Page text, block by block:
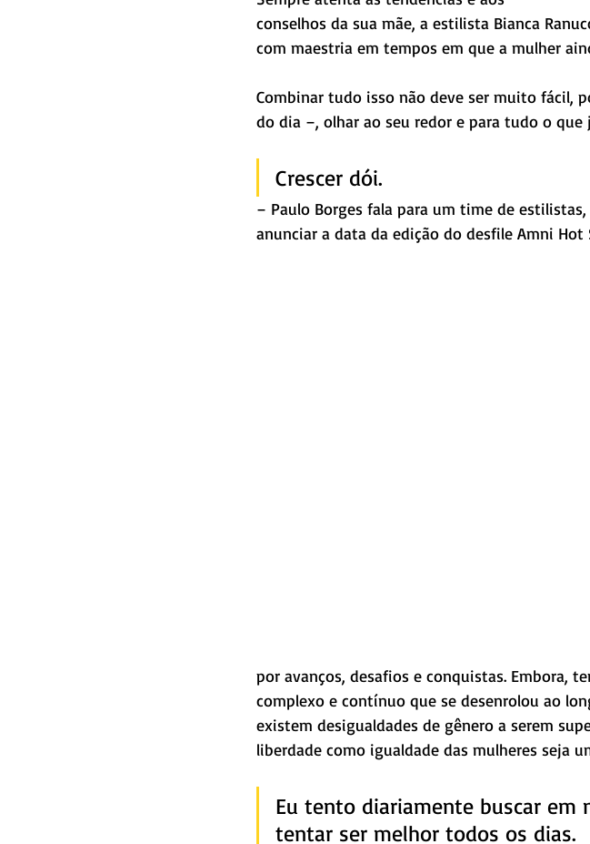
conselhos da sua mãe, a estilista Bianca
com maestria em tempos em que a mulher
Combinar tudo isso não deve ser muito fácil,
do dia –, olhar ao seu redor e para tudo o
Crescer dói.
– Paulo Borges fala para um time de
anunciar a data da edição do desfile Amni
por avanços, desafios e conquistas. Embora,
complexo e contínuo que se desenrolou ao
existem desigualdades de gênero a serem
liberdade como igualdade das mulheres seja
Eu tento diariamente buscar
tentar ser melhor todos os dias.